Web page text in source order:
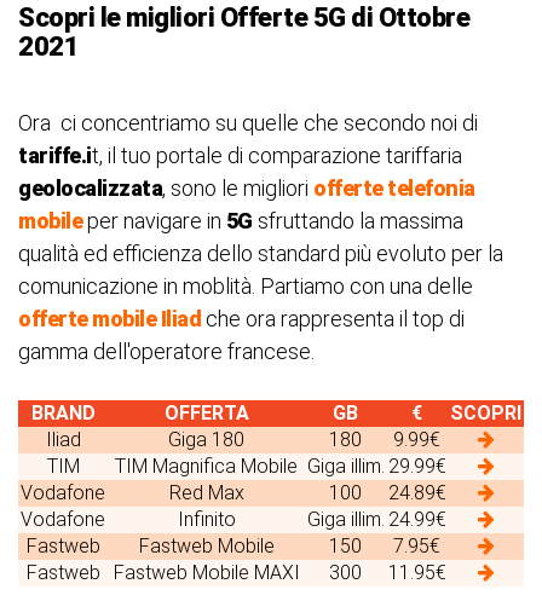
Scopri le migliori Offerte 5G di Ottobre
2021
Ora ci concentriamo su quelle che secondo noi di
tariffe.it, il tuo portale di comparazione tariffaria
geolocalizzata, sono le migliori offerte telefonia
mobileper navigare in 5G sfruttando la massima
qualità ed efficienza dello standard più evoluto per la
comunicazione in moblità. Partiamo con una delle
offerte mobile Iliad che ora rappresenta il top di
gamma dell'operatore francese.
BRAND OFFERTA GB €
SCOPRI
Iliad
Giga 180 180
9.99€
TIM
TIM Magnifica Mobile Giga illim. 29.99€
Vodafone
Red Max 100
24.89€
Vodafone
Infinito Giga illim. 24.99€
Fastweb
Fastweb Mobile 150
7.95€
Fastweb
Fastweb Mobile MAXI 300 11.95€